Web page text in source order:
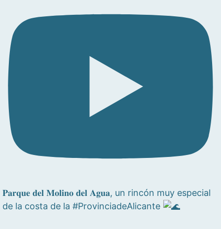
𝐏𝐚𝐫𝐪𝐮𝐞 𝐝𝐞𝐥 𝐌𝐨𝐥𝐢𝐧𝐨 𝐝𝐞𝐥 𝐀𝐠𝐮𝐚, un rincón muy especial
de la costa de la #ProvinciadeAlicante